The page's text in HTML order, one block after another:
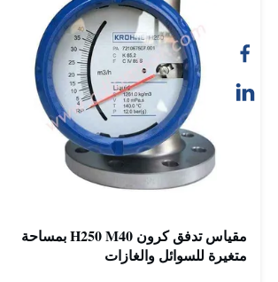
مقياس تدفق كرون H250 M40 بمساحة
متغيرة للسوائل والغازات